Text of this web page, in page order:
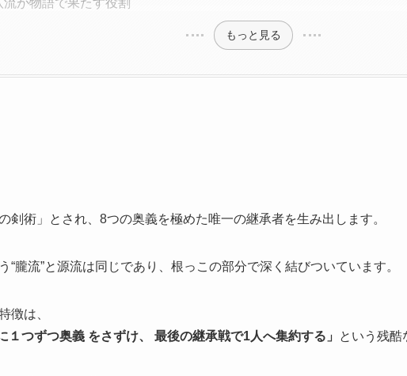
流が物語で果たす役割
もっと見る
剣術」とされ、8つの奥義を極めた唯一の継承者を生み出します。
“朧流”と源流は同じであり、根っこの部分で深く結びついています。
徴は、
１つずつ奥義 をさずけ、 最後の継承戦で1人へ集約する」
という残酷